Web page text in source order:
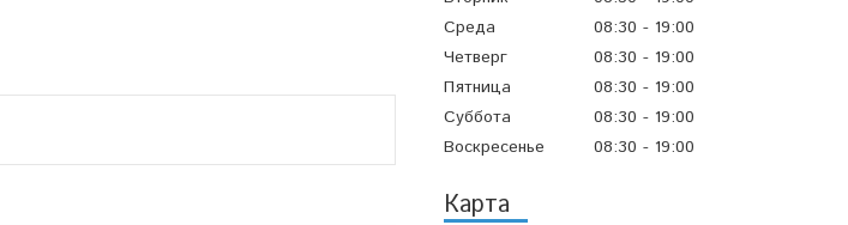
Среда
08:30
19:00
Четверг
08:30
19:00
Пятница
08:30
19:00
Суббота
08:30
19:00
Воскресенье
08:30 19:00
Карта